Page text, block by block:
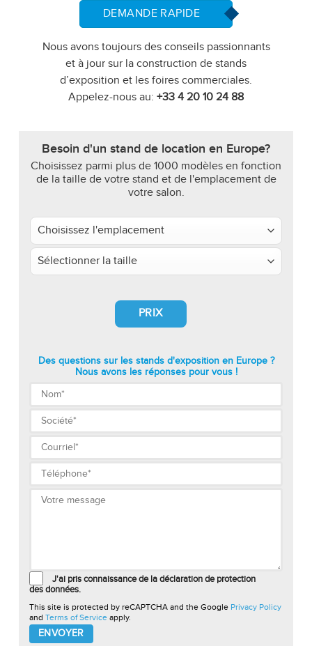
DEMANDE RAPIDE
Nous avons toujours des conseils passionnants
et à jour sur la construction de stands
d’exposition et les foires commerciales.
Appelez-nous au: +33 4 20 10 24 88
Besoin d'un stand de location en Europe?
Choisissez parmi plus de 1000 modèles en fonction
de la taille de votre stand et de l'emplacement de
votre salon.
PRIX
Des questions sur les stands d'exposition en Europe ?
Nous avons les réponses pour vous !
J'ai pris connaissance de la déclaration de protection
des données.
This site is protected by reCAPTCHA and the Google Privacy Policy
and Terms of Service apply.
Please
leave